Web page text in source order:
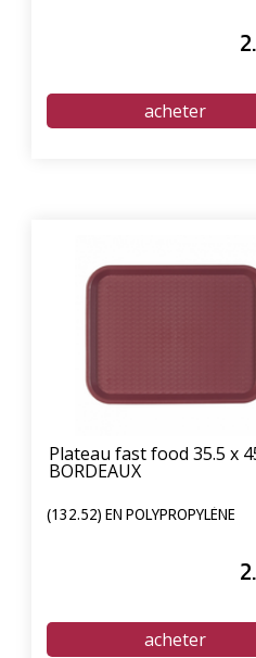
2
Plateau fast food 35.5 x
BORDEAUX
(132.52) EN POLYPROPYLÈNE
2